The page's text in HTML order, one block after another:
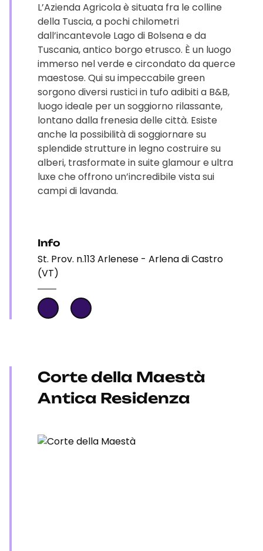
L’Azienda Agricola è situata fra le colline
della Tuscia, a pochi chilometri
dall’incantevole Lago di Bolsena e da
Tuscania, antico borgo etrusco. È un luogo
immerso nel verde e circondato da querce
maestose. Qui su impeccabile green
sorgono diversi rustici in tufo adibiti a B&B,
luogo ideale per un soggiorno rilassante,
lontano dalla frenesia delle città. Esiste
anche la possibilità di soggiornare su
splendide strutture in legno costruire su
alberi, trasformate in suite glamour e ultra
luxe che offrono un’incredibile vista sui
campi di lavanda.
Info
St. Prov. n.113 Arlenese - Arlena di Castro
(VT)
Corte della Maestà
Antica Residenza